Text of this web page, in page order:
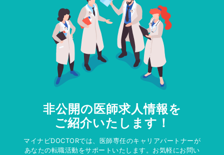
非公開の医師求人情報を
ご紹介いたします！
マイナビDOCTORでは、医師専任のキャリアパートナーが
あなたの転職活動をサポートいたします。お気軽にお問い